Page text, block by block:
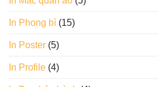
In Phong bì (15)
In Poster (5)
In Profile (4)